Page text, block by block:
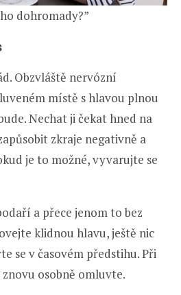
dohromady?”
Obzvláště nervózní
místě s hlavou plnou
Nechat ji čekat hned na
zkraje negativně a
je to možné, vyvarujte se
a přece jenom to bez
klidnou hlavu, ještě nic
se v časovém předstihu. Při
osobně omluvte.